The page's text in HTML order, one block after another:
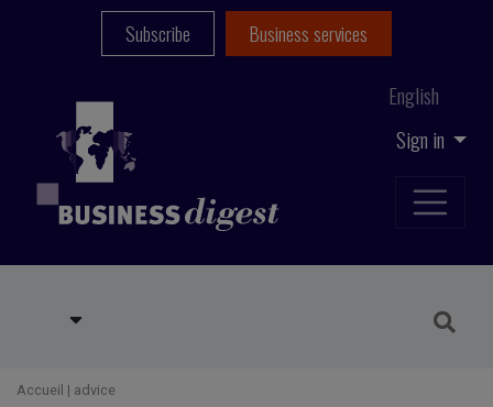
Sign in
English
Subscribe Business services
Accueil | advice